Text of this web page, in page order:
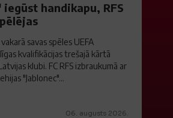
iegūst handikapu, RFS
savas spēles UEFA
kvalifikācijas trešajā kārtā
klubi. FC RFS izbraukumā ar
"Jablonec"...
06. augusts 2026.